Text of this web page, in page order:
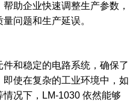
助企业快速调整生产参数，
问题和生产延误。
和稳定的电路系统，确保了
使在复杂的工业环境中，如
况下，LM-1030 依然能够